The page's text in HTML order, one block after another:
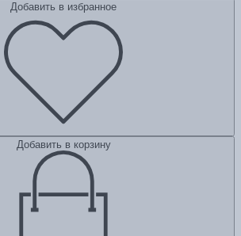
Добавить в избранное
Добавить в корзину